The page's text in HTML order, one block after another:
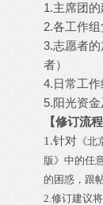
1.主席团
2.各工作
3.志愿者
者）
4.日常工
5.阳光资
【修订流程
1.针对 《北
版》中的任
的困惑，跟
2.修订建议